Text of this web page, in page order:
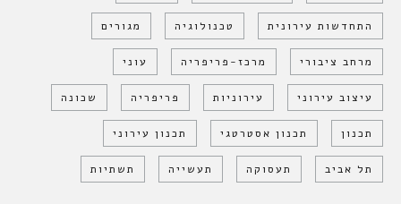
התחדשות עירונית טכנולוגיה מגורים
מרחב ציבורי מרכז-פריפריה עוני
עיצוב עירוני עירוניות פריפריה שכונה
תכנון תכנון אסטרטגי תכנון עירוני
תל אביב תעסוקה תעשייה תשתיות